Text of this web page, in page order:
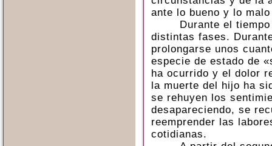
ante lo bueno y lo
Durante el
distintas fases.
prolongarse unos
especie de estado de
ha ocurrido y el dolor
la muerte del hijo ha
se rehuyen los
desapareciendo, se
reemprender las
cotidianas.